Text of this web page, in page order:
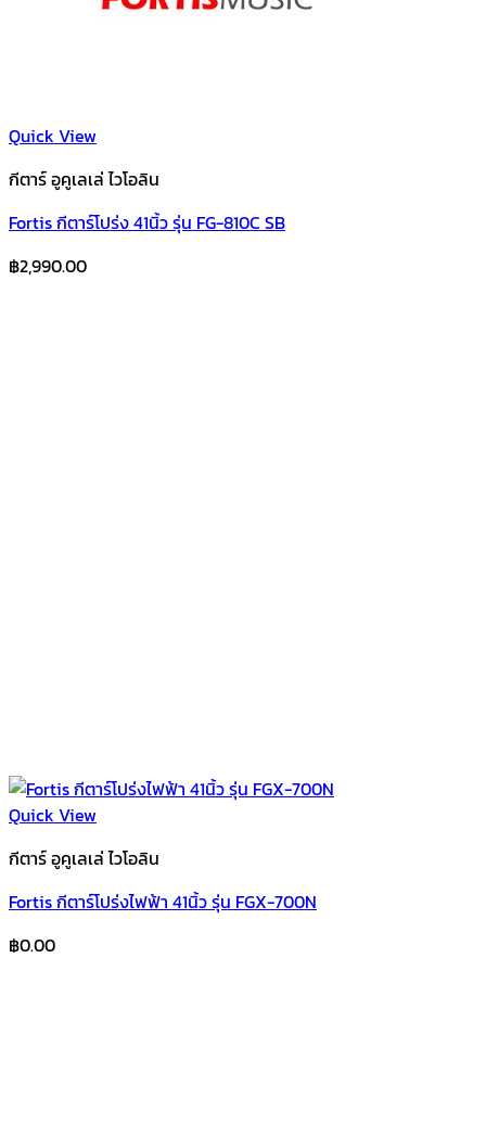
Quick View
กีตาร์ อูคูเลเล่ ไวโอลิน
Fortis กีตาร์โปร่ง 41นิ้ว รุ่น FG-810C SB
฿2,990.00
Quick View
กีตาร์ อูคูเลเล่ ไวโอลิน
Fortis กีตาร์โปร่งไฟฟ้า 41นิ้ว รุ่น FGX-700N
฿0.00